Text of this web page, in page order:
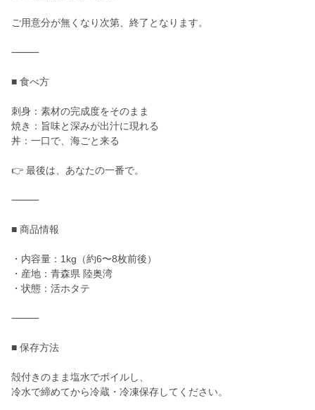
ご用意分が無くなり次第、終了となります。
⸻
■ 食べ方
刺身：素材の完成度をそのまま
焼き：旨味と深みが出汁に現れる
丼：一口で、海ごと来る
👉 最後は、あなたの一番で。
⸻
■ 商品情報
・内容量：1kg（約6〜8枚前後）
・産地：青森県 陸奥湾
・状態：活ホタテ
⸻
■ 保存方法
殻付きのまま塩水でボイルし、
冷水で締めてから冷蔵・冷凍保存してください。